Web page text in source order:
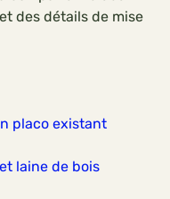
des détails de mise
placo existant
laine de bois